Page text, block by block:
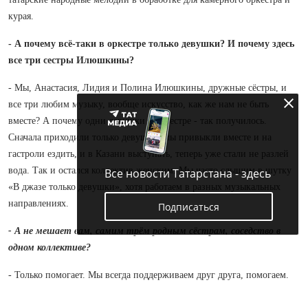
курая.
- А почему всё-таки в оркестре только девушки? И почему здесь
все три сестры Илюшкины?
- Мы, Анастасия, Лидия и Полина Илюшкины, дружные сёстры, и
все три любим музыку, вообще искусство, как же нам не быть
вместе? А почему одни девушки в оркестре - так получилось.
Сначала приходили только девушки, мы привыкли вместе и на
гастроли ездить, и в Казани выступать, теперь уже стали не разлей
вода. Так и остался коллектив женским. Мы часто слышим в шутку
«В джазе только девушки», хотя работаем в разных музыкальных
направлениях.
- А не мешает вам, самим трём родным сёстрам, соседство в
одном коллективе?
- Только помогает. Мы всегда поддерживаем друг друга, помогаем.
Все новости Татарстана - здесь
Подписаться